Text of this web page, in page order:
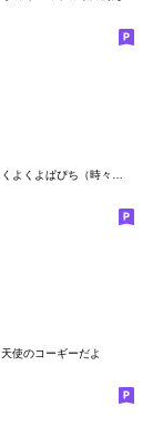
天使のコーギーだよ